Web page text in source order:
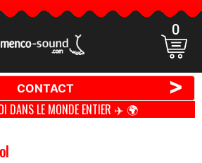
0
CONTACT >
DANS LE MONDE ENTIER ✈️ 🌍